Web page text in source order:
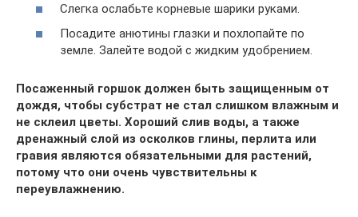
Слегка ослабьте корневые шарики руками.
Посадите анютины глазки и похлопайте по
земле. Залейте водой с жидким удобрением.
Посаженный горшок должен быть защищенным от
дождя, чтобы субстрат не стал слишком влажным и
не склеил цветы. Хороший слив воды, а также
дренажный слой из осколков глины, перлита или
гравия являются обязательными для растений,
потому что они очень чувствительны к
переувлажнению.